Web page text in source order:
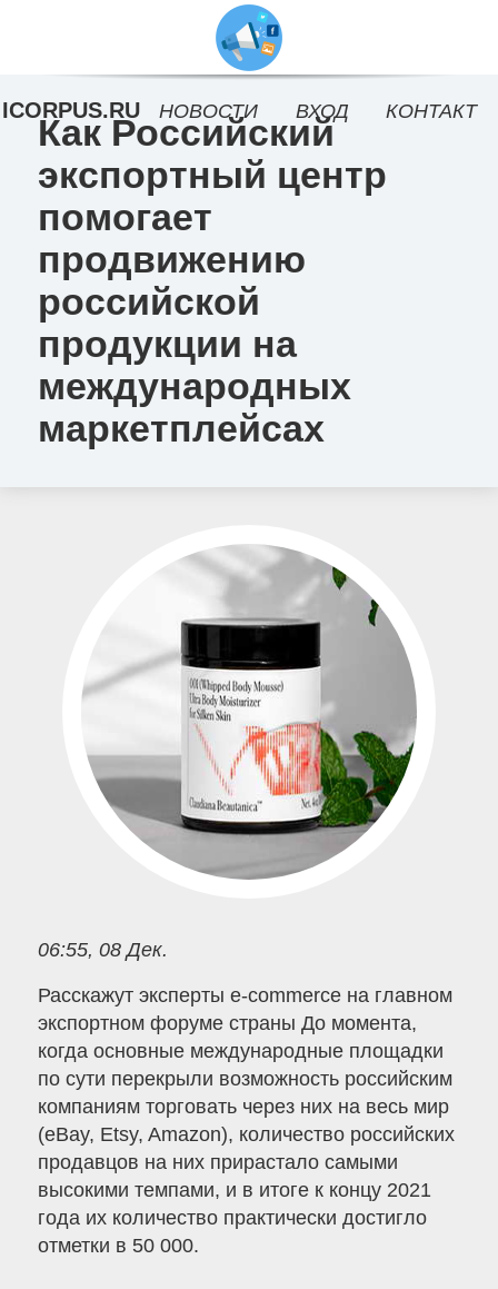
Как Российский
экспортный центр
помогает
продвижению
российской
продукции на
международных
маркетплейсах
06:55, 08 Дек.
Расскажут эксперты e-commerce на главном
экспортном форуме страны До момента,
когда основные международные площадки
по сути перекрыли возможность российским
компаниям торговать через них на весь мир
(eBay, Etsy, Amazon), количество российских
продавцов на них прирастало самыми
высокими темпами, и в итоге к концу 2021
года их количество практически достигло
отметки в 50 000.
ICORPUS.RU НОВОСТИ ВХОД КОНТАКТ